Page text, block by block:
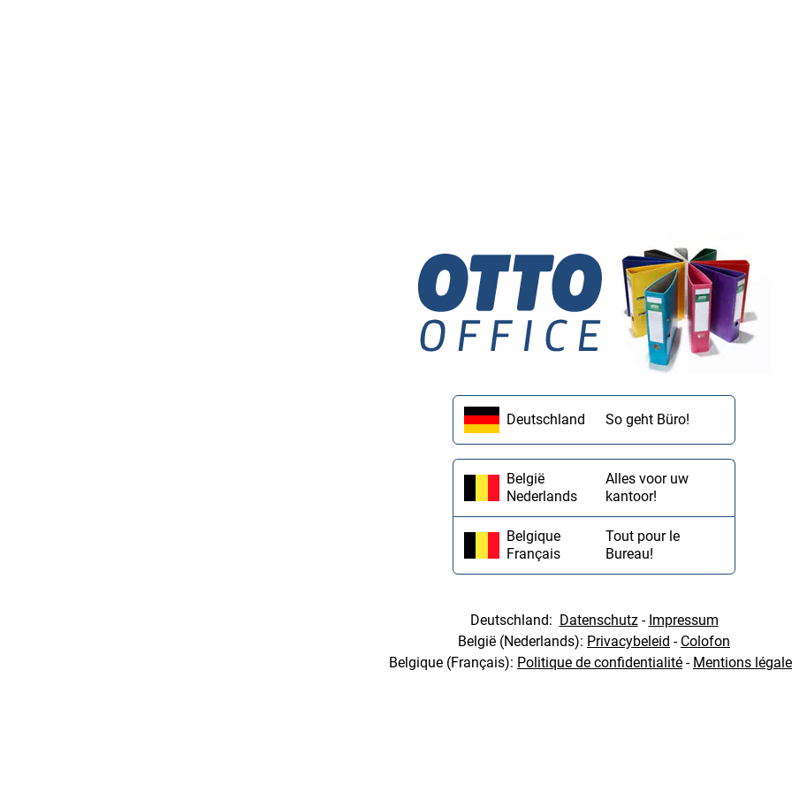
Deutschland So geht Büro!
België
Nederlands
Alles voor uw
kantoor!
Belgique
Français
Tout pour le
Bureau!
Deutschland: Datenschutz- Impressum
België (Nederlands): Privacybeleid - Colofon
Belgique (Français): Politique de confidentialité - Mentions